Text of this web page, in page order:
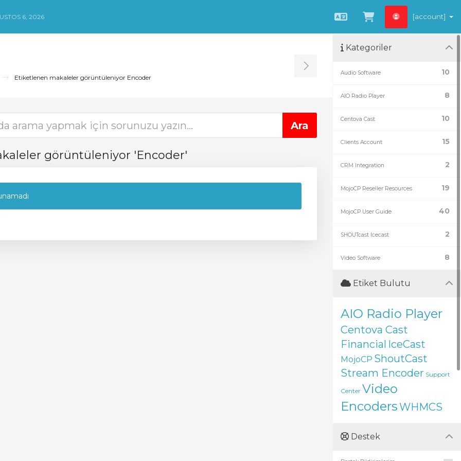
6, 2026
TürkçeSepeti Görüntüle
[account]
Etiketlenen makaleler görüntüleniyor Encoder Toggle Sidebar
görüntüleniyor 'Encoder'
Kategoriler
10
Audio Software
8
AIO Radio Player
10
Centova Cast
15
Clients Account
2
CRM Integration
19
MojoCP Reseller Resources
40
MojoCP User Guide
2
SHOUTcast Icecast
8
Video Software
Etiket Bulutu
AIO Radio Player
Centova Cast
Financial IceCast
MojoCP ShoutCast
Stream Encoder Support
Center Video
EncodersWHMCS
Destek